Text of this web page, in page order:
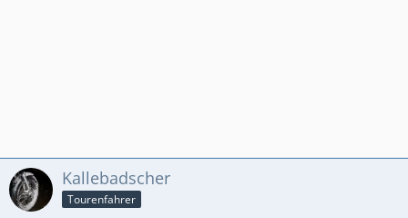
Kallebadscher
Tourenfahrer